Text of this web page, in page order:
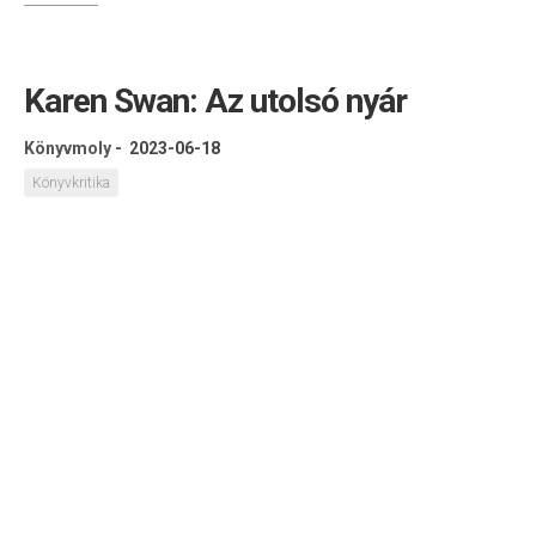
Karen Swan: Az utolsó nyár
Könyvmoly - 2023-06-18
Könyvkritika